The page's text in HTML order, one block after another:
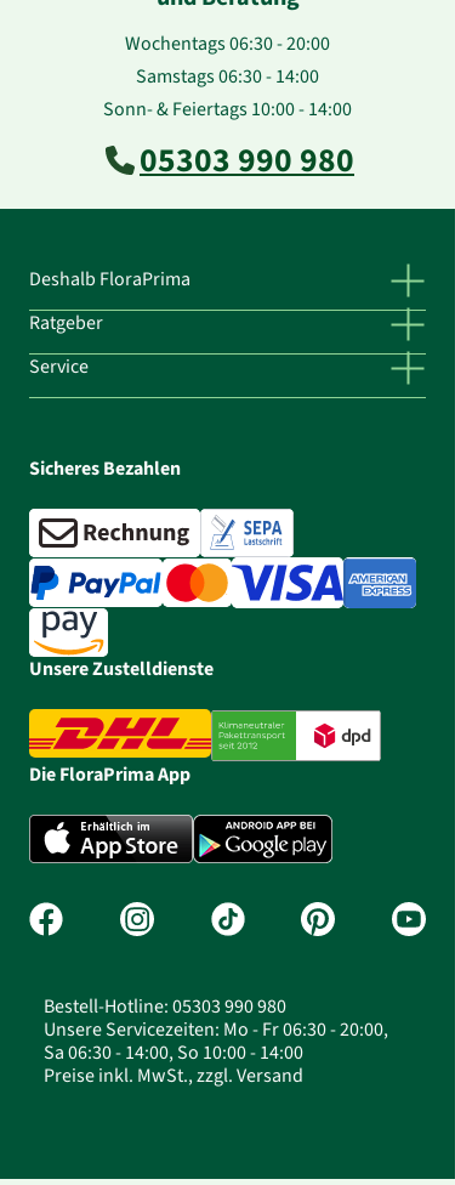
Wochentags 06:30 - 20:00
Samstags 06:30 - 14:00
Sonn- & Feiertags 10:00 - 14:00
05303 990 980
Deshalb FloraPrima
Ratgeber
Service
Sicheres Bezahlen
Unsere Zustelldienste
Die FloraPrima App
Bestell-Hotline: 05303 990 980
Unsere Servicezeiten: Mo - Fr 06:30 - 20:00,
Sa 06:30 - 14:00, So 10:00 - 14:00
Preise inkl. MwSt., zzgl. Versand